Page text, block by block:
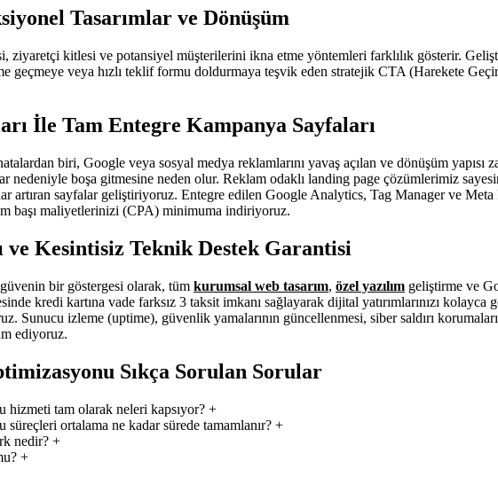
Tasarımlar ve Dönüşüm
ziyaretçi kitlesi ve potansiyel müşterilerini ikna etme yöntemleri farklılık gösterir.
geçmeye veya hızlı teklif formu doldurmaya teşvik eden stratejik CTA (Harekete
İle Tam Entegre Kampanya Sayfaları
biri, Google veya sosyal medya reklamlarını yavaş açılan ve dönüşüm
nedeniyle boşa gitmesine neden olur. Reklam odaklı landing page çözümlerimiz
artıran sayfalar geliştiriyoruz. Entegre edilen Google Analytics, Tag Manager ve
başı maliyetlerinizi (CPA) minimuma indiriyoruz.
ve Kesintisiz Teknik Destek Garantisi
güvenin bir göstergesi olarak, tüm kurumsal web tasarım, özel yazılım geliştirme ve
kredi kartına vade farksız 3 taksit imkanı sağlayarak dijital yatırımlarınızı
Sunucu izleme (uptime), güvenlik yamalarının güncellenmesi, siber saldırı
ediyoruz.
Sıkça Sorulan Sorular
tam olarak neleri kapsıyor? +
ortalama ne kadar sürede tamamlanır? +
nedir? +
+